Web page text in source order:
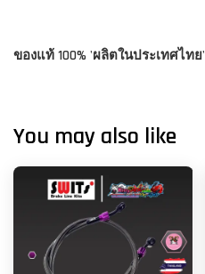
ของแท้ 100% 'ผลิตในประเทศไทย'
You may also like